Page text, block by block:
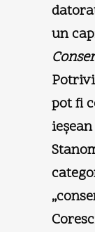
un
pot fi